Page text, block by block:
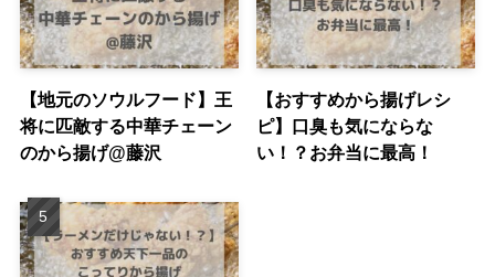
【地元のソウルフード】王
将に匹敵する中華チェーン
のから揚げ@藤沢
【おすすめから揚げレシ
ピ】口臭も気にならな
い！？お弁当に最高！